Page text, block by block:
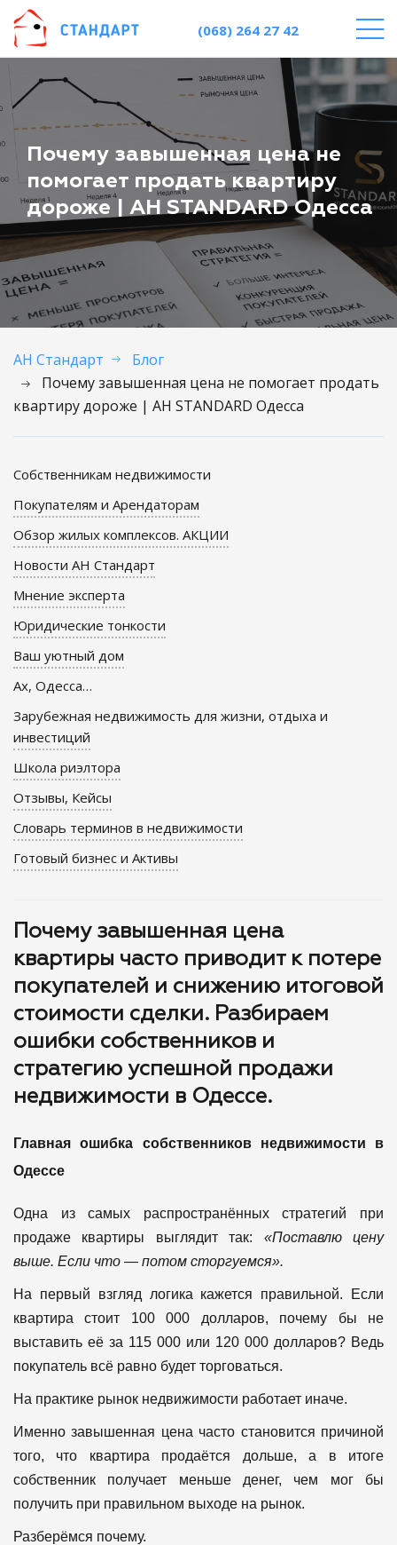
(068) 264 27 42
Почему завышенная цена не
помогает продать квартиру
дороже | АН STANDARD Одесса
АН Стандарт
Блог
Почему завышенная цена не помогает продать
квартиру дороже | АН STANDARD Одесса
Собственникам недвижимости
Покупателям и Арендаторам
Обзор жилых комплексов. АКЦИИ
Новости АН Стандарт
Мнение эксперта
Юридические тонкости
Ваш уютный дом
Ах, Одесса…
Зарубежная недвижимость для жизни, отдыха и
инвестиций
Школа риэлтора
Отзывы, Кейсы
Словарь терминов в недвижимости
Готовый бизнес и Активы
Почему завышенная цена
квартиры часто приводит к потере
покупателей и снижению итоговой
стоимости сделки. Разбираем
ошибки собственников и
стратегию успешной продажи
недвижимости в Одессе.
Главная ошибка собственников недвижимости в
Одессе
Одна из самых распространённых стратегий при
продаже квартиры выглядит так: «Поставлю цену
выше. Если что — потом сторгуемся».
На первый взгляд логика кажется правильной.
Если
квартира стоит 100 000 долларов, почему бы не
выставить её за 115 000 или 120 000 долларов? Ведь
покупатель всё равно будет торговаться.
На практике рынок недвижимости работает иначе.
Именно завышенная цена часто становится причиной
того, что квартира продаётся дольше, а в итоге
собственник получает меньше денег, чем мог бы
получить при правильном выходе на рынок.
Разберёмся почему.